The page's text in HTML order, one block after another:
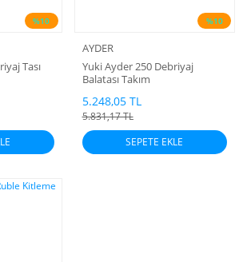
%10
Tası
%10
AYDER
Yuki Ayder 250 Debriyaj
Balatası Takım
5.248,05 TL
5.831,17 TL
SEPETE EKLE